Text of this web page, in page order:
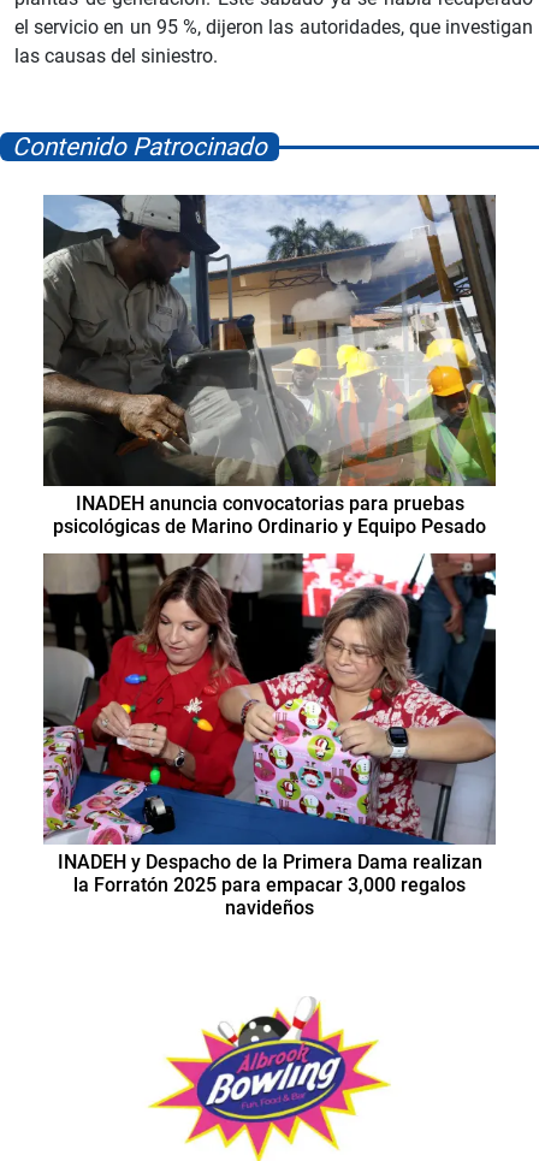
el servicio en un 95 %, dijeron las autoridades, que investigan
las causas del siniestro.
Contenido Patrocinado
INADEH anuncia convocatorias para pruebas
psicológicas de Marino Ordinario y Equipo Pesado
INADEH y Despacho de la Primera Dama realizan
la Forratón 2025 para empacar 3,000 regalos
navideños